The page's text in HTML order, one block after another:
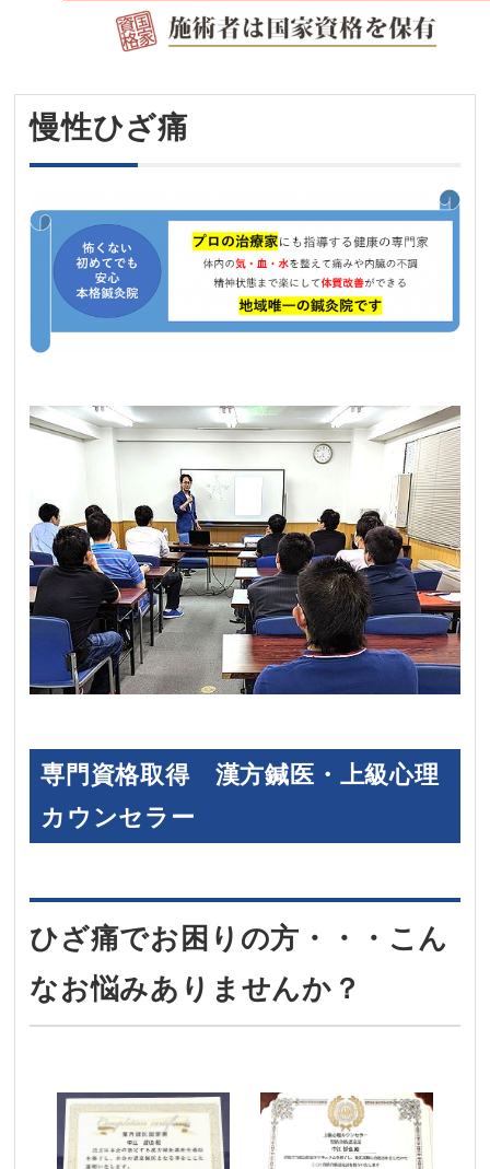
慢性ひざ痛
専門資格取得 漢方鍼医・上級心理
カウンセラー
ひざ痛でお困りの方・・・こん
なお悩みありませんか？